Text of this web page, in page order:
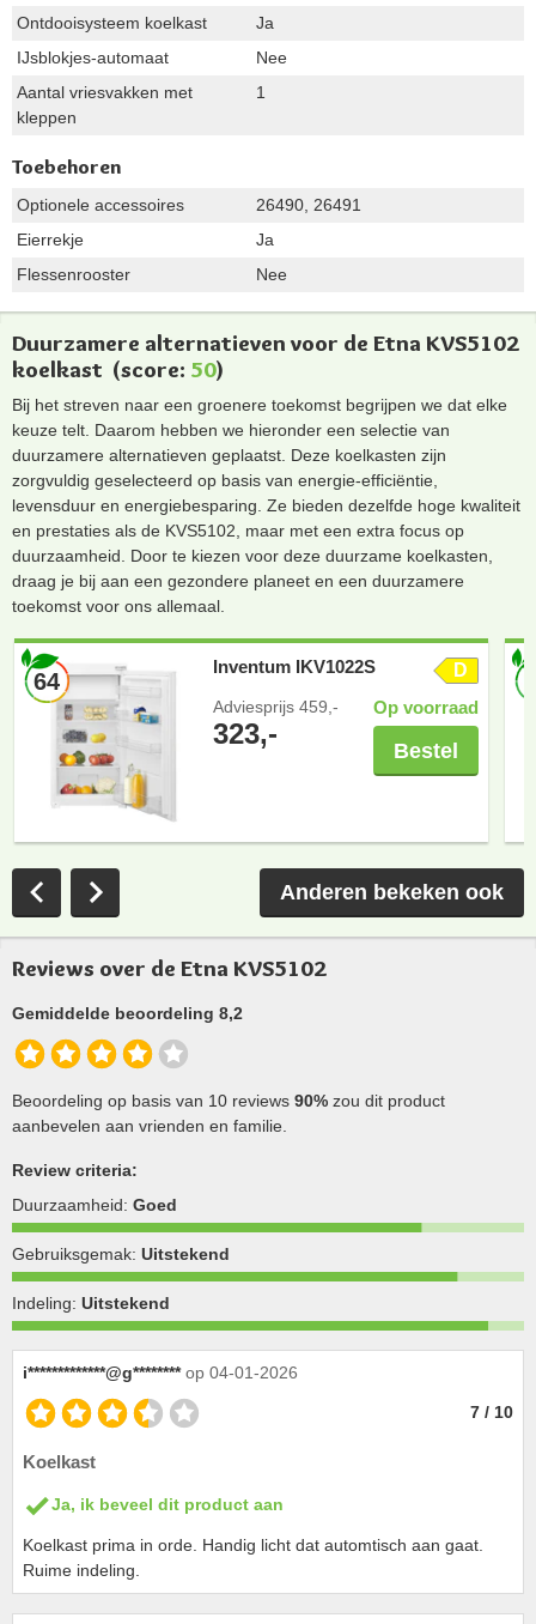
Ontdooisysteem koelkast
Ja
IJsblokjes-automaat
Nee
Aantal vriesvakken met
kleppen
1
Toebehoren
Optionele accessoires
26490, 26491
Eierrekje
Ja
Flessenrooster
Nee
Duurzamere alternatieven voor de Etna KVS5102
koelkast (score: 50)
Bij het streven naar een groenere toekomst begrijpen we dat elke
keuze telt. Daarom hebben we hieronder een selectie van
duurzamere alternatieven geplaatst. Deze koelkasten zijn
zorgvuldig geselecteerd op basis van energie-efficiëntie,
levensduur en energiebesparing. Ze bieden dezelfde hoge kwaliteit
en prestaties als de KVS5102, maar met een extra focus op
duurzaamheid. Door te kiezen voor deze duurzame koelkasten,
draag je bij aan een gezondere planeet en een duurzamere
toekomst voor ons allemaal.
64
Inventum IKV1022S D
Adviesprijs 459,-
323,-
Op voorraad
Bestel
Anderen bekeken ook
Reviews over de Etna KVS5102
Gemiddelde beoordeling 8,2
Beoordeling op basis van 10 reviews 90% zou dit product
aanbevelen aan vrienden en familie.
Review criteria:
Duurzaamheid: Goed
Gebruiksgemak: Uitstekend
Indeling: Uitstekend
i*************@g******** op 04-01-2026
7 / 10
Koelkast
Ja, ik beveel dit product aan
Koelkast prima in orde. Handig licht dat automtisch aan gaat.
Ruime indeling.